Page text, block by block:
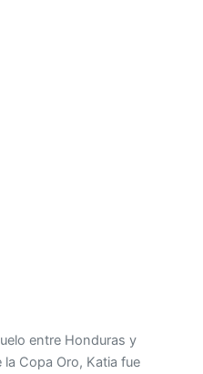
entre Honduras y
Copa Oro, Katia fue